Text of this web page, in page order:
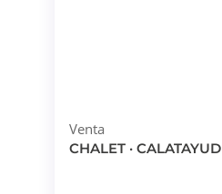
Venta
CHALET · CALATAYUD